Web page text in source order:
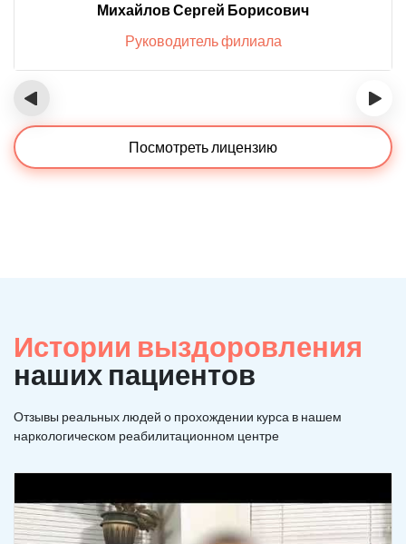
Михайлов Сергей Борисович
Руководитель филиала
‹ ›
Посмотреть лицензию
Истории выздоровления
наших пациентов
Отзывы реальных людей о прохождении курса в нашем
наркологическом реабилитационном центре